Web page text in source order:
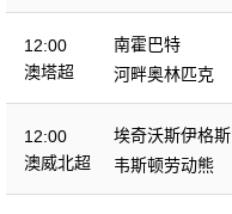
12:00
澳塔超
南霍巴特
河畔奥林匹克
12:00
澳威北超
埃奇沃斯伊格斯
韦斯顿劳动熊